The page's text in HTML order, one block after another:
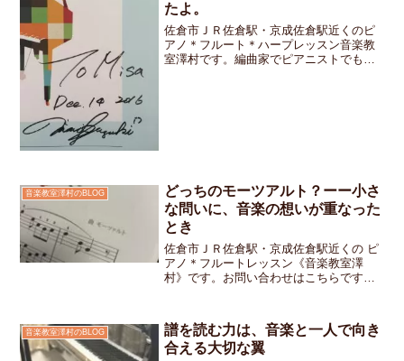
たよ。
佐倉市ＪＲ佐倉駅・京成佐倉駅近くのピ
アノ＊フルート＊ハープレッスン音楽教
室澤村です。編曲家でピアニストでもあ
音楽教室澤村のBLOG
どっちのモーツアルト？ーー小さ
な問いに、音楽の想いが重なった
とき
佐倉市ＪＲ佐倉駅・京成佐倉駅近くの ピ
アノ＊フルートレッスン《音楽教室澤
村》です。お問い合わせはこちらです
の子ちゃんがふと、こう聞いてきました
「どっちのモーツァルト？」...
音楽教室澤村のBLOG
譜を読む力は、音楽と一人で向き
合える大切な翼